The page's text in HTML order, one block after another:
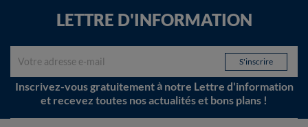
LETTRE D'INFORMATION
Inscrivez-vous gratuitement à notre Lettre d'information
et recevez toutes nos actualités et bons plans !